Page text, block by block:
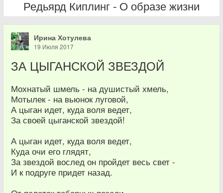
Редьярд Киплинг - О образе жизни
Ирина Хотулева
19 Июля 2017
ЗА ЦЫГАНСКОЙ ЗВЕЗДОЙ
Мохнатый шмель - на душистый хмель,
Мотылек - на вьюнок луговой,
А цыган идет, куда воля ведет,
За своей цыганской звездой!
А цыган идет, куда воля ведет,
Куда очи его глядят,
За звездой вослед он пройдет весь свет -
И к подруге придет назад.